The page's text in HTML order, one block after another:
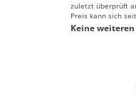
zuletzt überprüft
Preis kann sich
Keine